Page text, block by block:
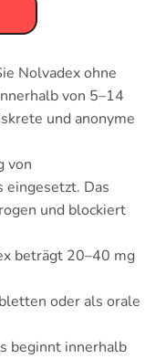
Nolvadex ohne
von 5–14
und anonyme
von
eingesetzt. Das
und blockiert
beträgt 20–40 mg
oder als orale
beginnt innerhalb